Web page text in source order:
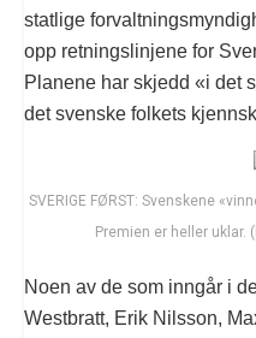
statlige
opp retningslinjene for
Planene har skjedd «i det
det svenske folkets
SVERIGE FØRST: Svenskene
Premien er heller uklar.
Noen av de som inngår i
Westbratt, Erik Nilsson,